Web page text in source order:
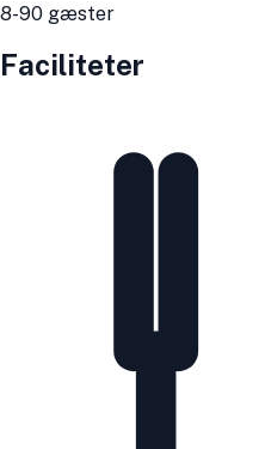
8-90 gæster
Faciliteter